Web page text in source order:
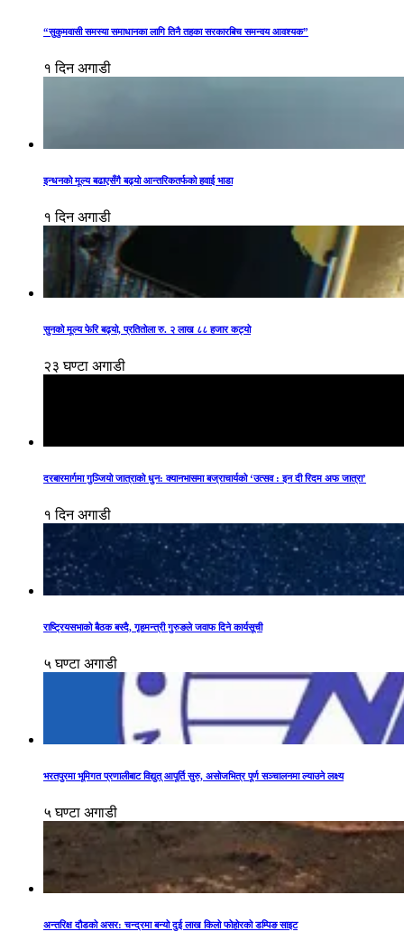
“सुकुमवासी समस्या समाधानका लागि तिनै तहका सरकारबिच समन्वय आवश्यक”
१ दिन अगाडी
इन्धनको मूल्य बढाएसँगै बढ्यो आन्तरिकतर्फको हवाई भाडा
१ दिन अगाडी
सुनको मूल्य फेरि बढ्यो, प्रतितोला रु. २ लाख ८८ हजार कट्यो
२३ घण्टा अगाडी
दरबारमार्गमा गुञ्जियो जात्राको धुन: क्यानभासमा बज्राचार्यको ‘उत्सव : इन दी रिदम अफ जात्रा’
१ दिन अगाडी
राष्ट्रियसभाको बैठक बस्दै, गृहमन्त्री गुरुङले जवाफ दिने कार्यसूची
५ घण्टा अगाडी
भरतपुरमा भूमिगत प्रणालीबाट विद्युत् आपूर्ति सुरु, असोजभित्र पूर्ण सञ्चालनमा ल्याउने लक्ष्य
५ घण्टा अगाडी
अन्तरिक्ष दौडको असर: चन्द्रमा बन्यो दुई लाख किलो फोहोरको डम्पिङ साइट